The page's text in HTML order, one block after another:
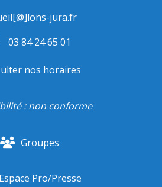
jura.fr
03 84 24 65 01
nos horaires
: non conforme
Groupes
Espace Pro/Presse